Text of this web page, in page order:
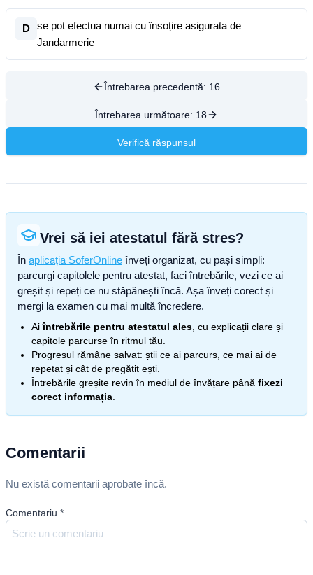
D
se pot efectua numai cu însoțire asigurata de
Jandarmerie
Întrebarea precedentă: 16
Întrebarea următoare: 18
Verifică răspunsul
Vrei să iei atestatul fără stres?
În aplicația SoferOnline înveți organizat, cu pași simpli:
parcurgi capitolele pentru atestat, faci întrebările, vezi ce ai
greșit și repeți ce nu stăpânești încă. Așa înveți corect și
mergi la examen cu mai multă încredere.
Aiîntrebările pentru atestatul ales , cu explicații clare și
capitole parcurse în ritmul tău.
Progresul rămâne salvat: știi ce ai parcurs, ce mai ai de
repetat și cât de pregătit ești.
Întrebările greșite revin în mediul de învățare până fixezi
corect informația
Comentarii
Nu există comentarii aprobate încă.
Comentariu *